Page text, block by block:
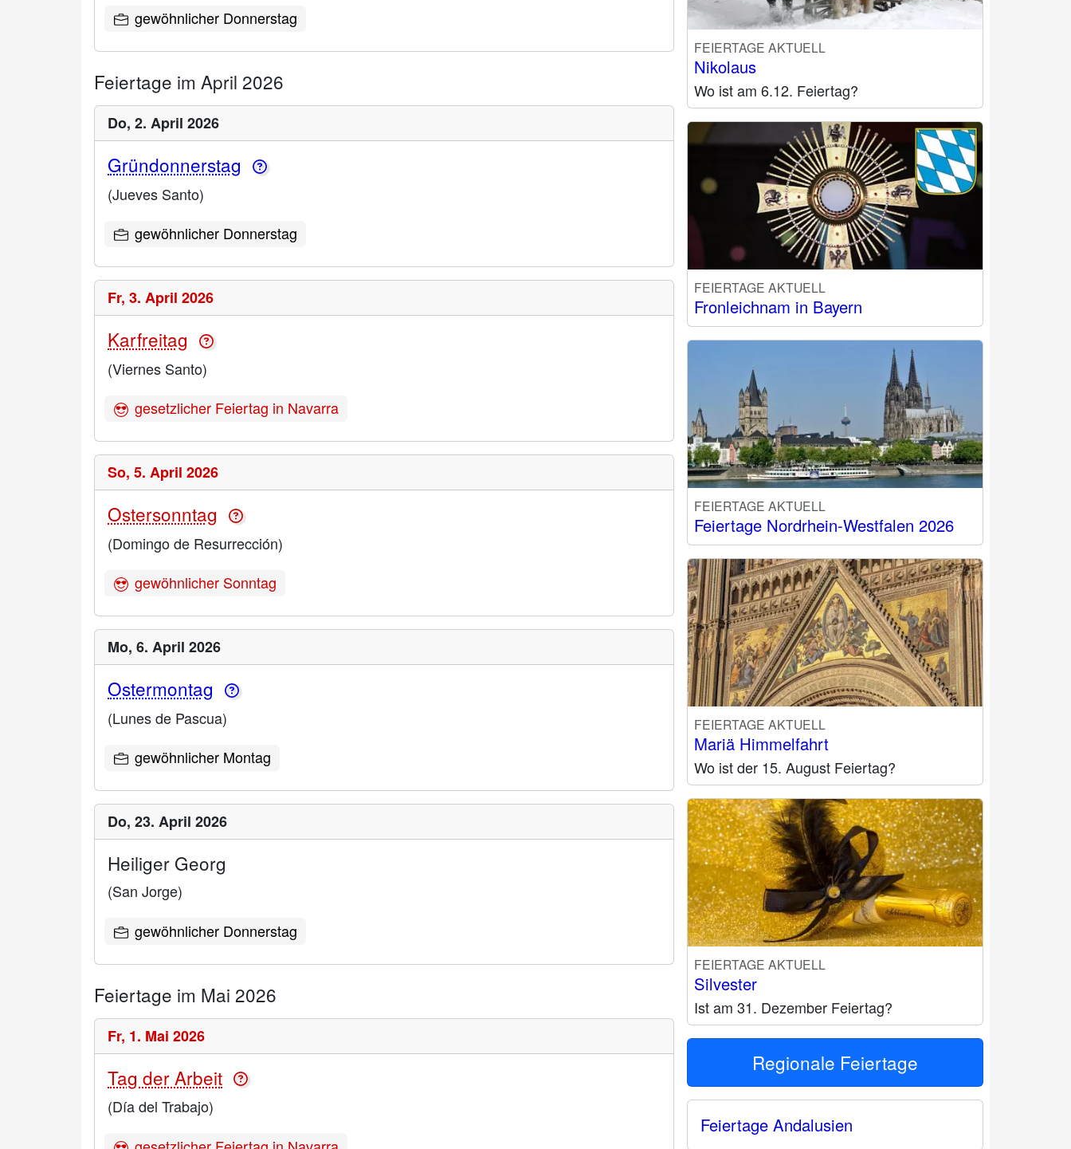
gewöhnlicher Donnerstag
Feiertage im April 2026
Do, 2. April 2026
Gründonnerstag
(Jueves Santo)
gewöhnlicher Donnerstag
Fr, 3. April 2026
Karfreitag
(Viernes Santo)
gesetzlicher Feiertag in Navarra
So, 5. April 2026
Ostersonntag
(Domingo de Resurrección)
gewöhnlicher Sonntag
Mo, 6. April 2026
Ostermontag
(Lunes de Pascua)
gewöhnlicher Montag
Do, 23. April 2026
Heiliger Georg
(San Jorge)
gewöhnlicher Donnerstag
Feiertage im Mai 2026
Fr, 1. Mai 2026
Tag der Arbeit
(Día del Trabajo)
FEIERTAGE AKTUELL
Nikolaus
Wo ist am 6.12. Feiertag?
FEIERTAGE AKTUELL
Fronleichnam in Bayern
FEIERTAGE AKTUELL
Feiertage Nordrhein-Westfalen 2026
FEIERTAGE AKTUELL
Mariä Himmelfahrt
Wo ist der 15. August Feiertag?
FEIERTAGE AKTUELL
Silvester
Ist am 31. Dezember Feiertag?
Regionale Feiertage
Feiertage Andalusien